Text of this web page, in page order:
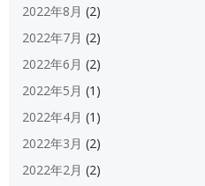
2022年8月 (2)
2022年7月 (2)
2022年6月 (2)
2022年5月 (1)
2022年4月 (1)
2022年3月 (2)
2022年2月 (2)